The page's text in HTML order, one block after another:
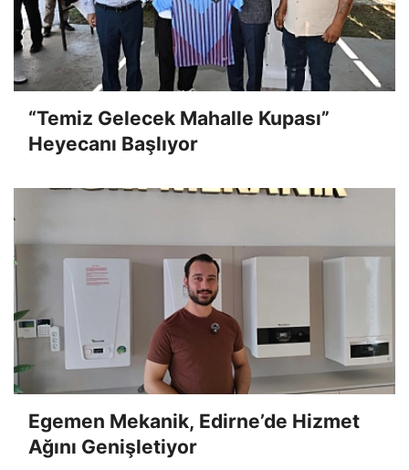
“Temiz Gelecek Mahalle Kupası”
Heyecanı Başlıyor
Egemen Mekanik, Edirne’de Hizmet
Ağını Genişletiyor